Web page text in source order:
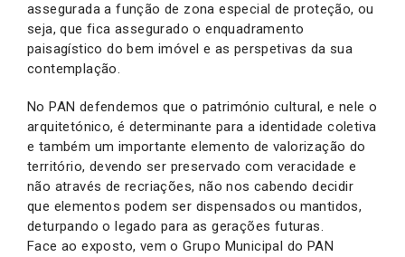
assegurada a função de zona especial de proteção, ou
seja, que fica assegurado o enquadramento
paisagístico do bem imóvel e as perspetivas da sua
contemplação.
No PAN defendemos que o património cultural, e nele o
arquitetónico, é determinante para a identidade coletiva
e também um importante elemento de valorização do
território, devendo ser preservado com veracidade e
não através de recriações, não nos cabendo decidir
que elementos podem ser dispensados ou mantidos,
deturpando o legado para as gerações futuras.
Face ao exposto, vem o Grupo Municipal do PAN